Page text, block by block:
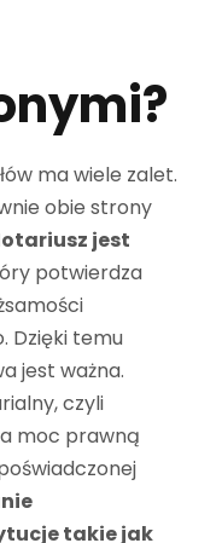
ma wiele zalet.
obie strony
jest
potwierdza
Dzięki temu
jest ważna.
czyli
moc prawną
takie jak